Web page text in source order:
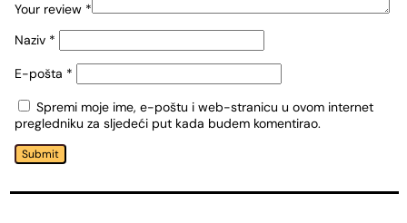
Your review *
Naziv *
E-pošta *
Spremi moje ime, e-poštu i web-stranicu u ovom internet
pregledniku za sljedeći put kada budem komentirao.
Submit